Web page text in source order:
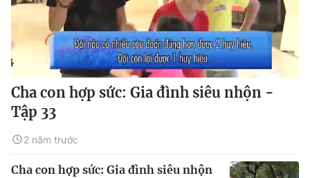
Cha con hợp sức: Gia đình siêu nhộn -
Tập 33
2 năm trước
Cha con hợp sức: Gia đình siêu nhộn